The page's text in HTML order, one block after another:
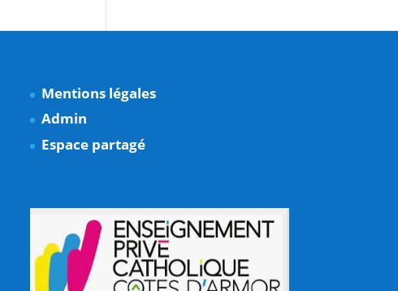
Mentions légales
Admin
Espace partagé